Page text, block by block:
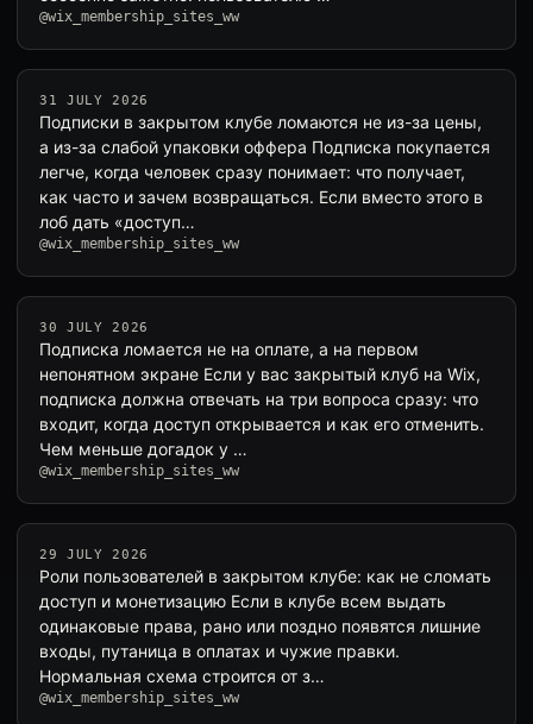
@wix_membership_sites_ww
31 JULY 2026
Подписки в закрытом клубе ломаются не из-за цены,
а из-за слабой упаковки оффера Подписка покупается
легче, когда человек сразу понимает: что получает,
как часто и зачем возвращаться. Если вместо этого в
лоб дать «доступ…
@wix_membership_sites_ww
30 JULY 2026
Подписка ломается не на оплате, а на первом
непонятном экране Если у вас закрытый клуб на Wix,
подписка должна отвечать на три вопроса сразу: что
входит, когда доступ открывается и как его отменить.
Чем меньше догадок у …
@wix_membership_sites_ww
29 JULY 2026
Роли пользователей в закрытом клубе: как не сломать
доступ и монетизацию Если в клубе всем выдать
одинаковые права, рано или поздно появятся лишние
входы, путаница в оплатах и чужие правки.
Нормальная схема строится от з…
@wix_membership_sites_ww